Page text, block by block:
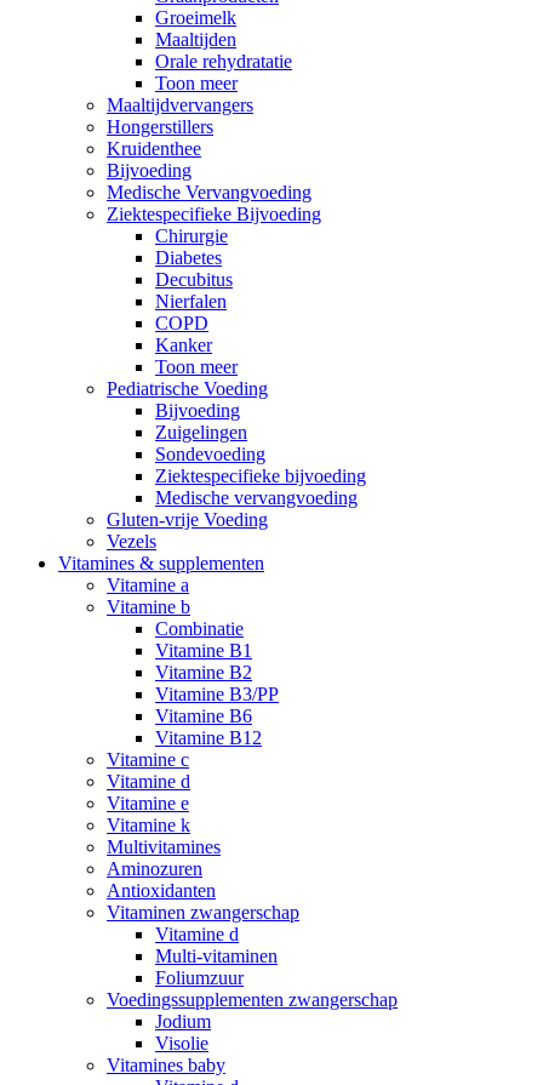
Groeimelk
Maaltijden
Orale rehydratatie
Toon meer
Maaltijdvervangers
Hongerstillers
Kruidenthee
Bijvoeding
Medische Vervangvoeding
Ziektespecifieke Bijvoeding
Chirurgie
Diabetes
Decubitus
Nierfalen
COPD
Kanker
Toon meer
Pediatrische Voeding
Bijvoeding
Zuigelingen
Sondevoeding
Ziektespecifieke bijvoeding
Medische vervangvoeding
Gluten-vrije Voeding
Vezels
Vitamines & supplementen
Vitamine a
Vitamine b
Combinatie
Vitamine B1
Vitamine B2
Vitamine B3/PP
Vitamine B6
Vitamine B12
Vitamine c
Vitamine d
Vitamine e
Vitamine k
Multivitamines
Aminozuren
Antioxidanten
Vitaminen zwangerschap
Vitamine d
Multi-vitaminen
Foliumzuur
Voedingssupplementen zwangerschap
Jodium
Visolie
Vitamines baby